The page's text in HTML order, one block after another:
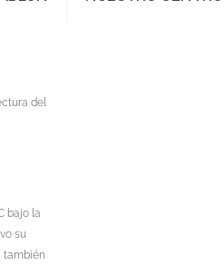
del
bajo la
su
también